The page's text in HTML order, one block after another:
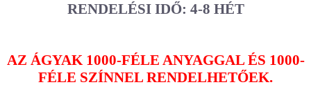
RENDELÉSI IDŐ: 4-8 HÉT
AZ ÁGYAK 1000-FÉLE ANYAGGAL ÉS 1000-
FÉLE SZÍNNEL RENDELHETŐEK.